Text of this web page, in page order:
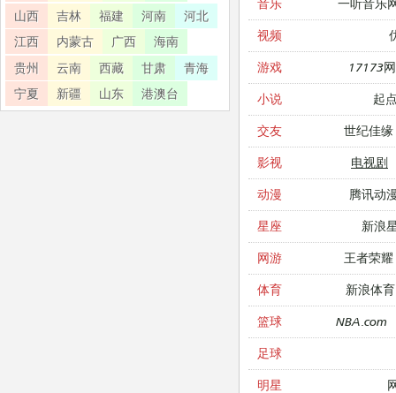
音乐
视频
游戏 17173
小说 起
交友 世纪佳缘
影视 电视剧
动漫 腾讯动
星座 新浪
网游 王者荣耀
体育 新浪体育
篮球 NBA.com
足球
明星
山西
吉林 福建 河南
河北
江西
内蒙古 广西
海南
贵州
云南 西藏 甘肃
青海
宁夏
新疆 山东 港澳台